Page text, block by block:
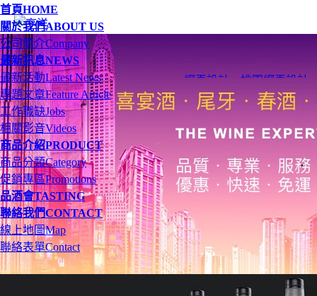
首頁HOME
關於我們ABOUT US
公司簡介Company
最新訊息NEWS
最新活動Latest News
專題文章Feature Article
工作職缺Jobs
相關影音Videos
商品介紹PRODUCT
商品分類Category
促銷專區Promotions
品酒會TASTING
聯絡我們CONTACT
線上地圖Map
聯絡表單Contact
網頁設計 桃園網頁設計